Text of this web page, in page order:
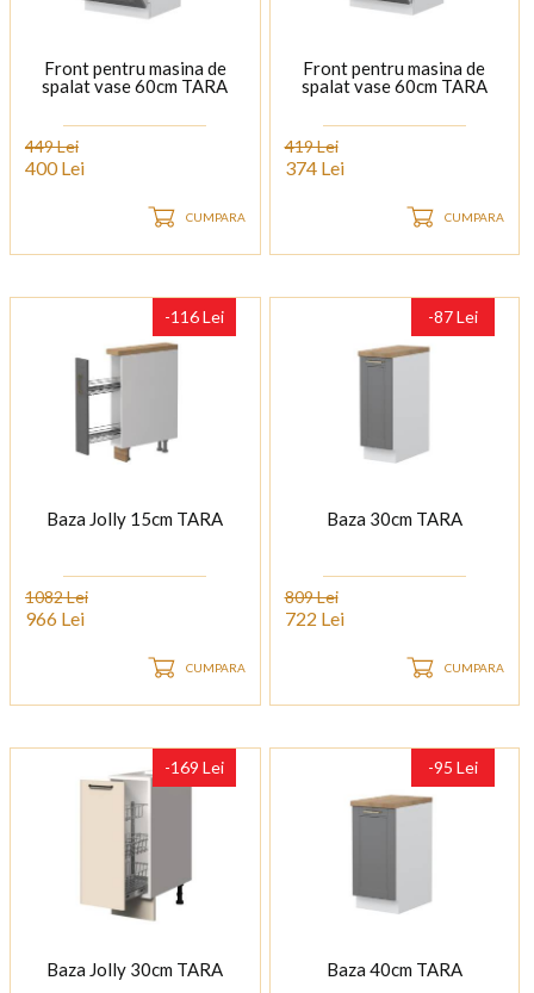
Front pentru masina de
spalat vase 60cm TARA
449 Lei
400 Lei
CUMPARA
Front pentru masina de
spalat vase 60cm TARA
419 Lei
374 Lei
CUMPARA
-116 Lei
Baza Jolly 15cm TARA
1082 Lei
966 Lei
CUMPARA
-87 Lei
Baza 30cm TARA
809 Lei
722 Lei
CUMPARA
-169 Lei
Baza Jolly 30cm TARA
-95 Lei
Baza 40cm TARA